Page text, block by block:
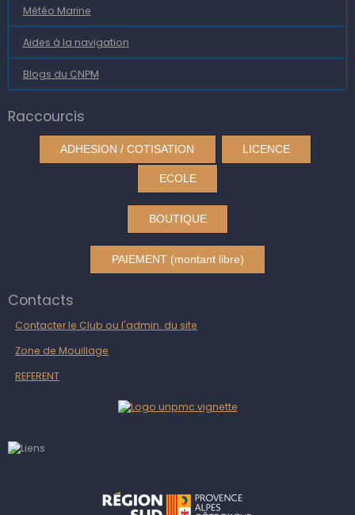
Météo Marine
Aides à la navigation
Blogs du CNPM
Raccourcis
ADHESION / COTISATION LICENCE
ECOLE
BOUTIQUE
PAIEMENT (montant libre)
Contacts
Contacter le Club ou l'admin. du site
Zone de Mouillage
REFERENT